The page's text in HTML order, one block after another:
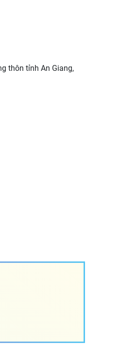
thôn tỉnh An Giang,